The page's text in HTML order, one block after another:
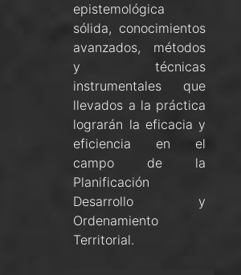
epistemológica
sólida, conocimientos
avanzados, métodos
y técnicas
instrumentales que
llevados a la práctica
lograrán la eficacia y
eficiencia en el
campo de la
Planificación
Desarrollo y
Ordenamiento
Territorial.